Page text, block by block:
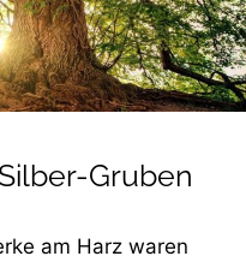
Gruben
am Harz waren